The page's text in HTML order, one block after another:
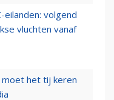
volgend
vluchten vanaf
moet het tij keren